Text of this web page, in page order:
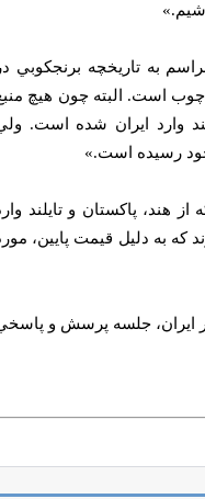
به تاريخچه برنجكوبي
چوب است. البته چون هيچ
وارد ايران شده است.
خود رسيده است.»
هند، پاكستان و تايلند
كه به دليل قيمت پايين،
ايران، جلسه پرسش و